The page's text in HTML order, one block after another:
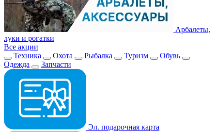
Арбалеты,
луки и рогатки
Все акции
Техника
Охота Рыбалка Туризм
Обувь
Одежда
Запчасти
Эл. подарочная карта